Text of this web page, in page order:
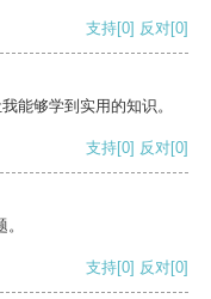
支持[0] 反对[0]
能够学到实用的知识。
支持[0] 反对[0]
支持[0] 反对[0]